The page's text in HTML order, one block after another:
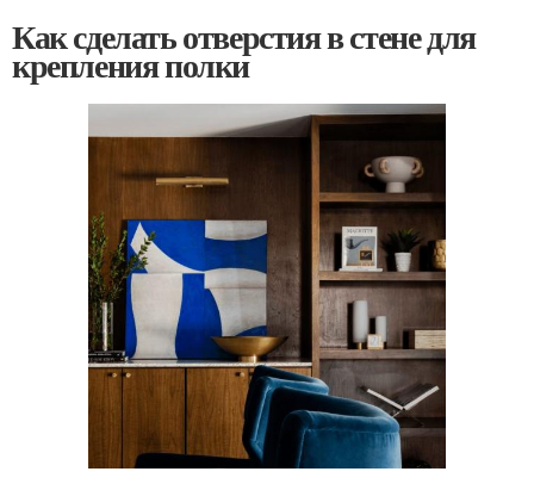
Как сделать отверстия в стене для
крепления полки